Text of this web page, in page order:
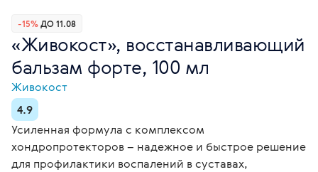
-15%ДО 11.08
«Живокост», восстанавливающий
бальзам форте, 100 мл
Живокост
4.9
Усиленная формула с комплексом
хондропротекторов – надежное и быстрое решение
для профилактики воспалений в суставах,